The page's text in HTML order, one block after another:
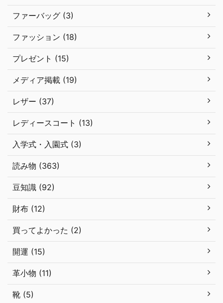
ファーバッグ (3)
ファッション (18)
プレゼント (15)
メディア掲載 (19)
レザー (37)
レディースコート (13)
入学式・入園式 (3)
読み物 (363)
豆知識 (92)
財布 (12)
買ってよかった (2)
開運 (15)
革小物 (11)
靴 (5)